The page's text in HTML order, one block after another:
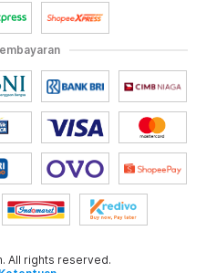
All rights reserved.